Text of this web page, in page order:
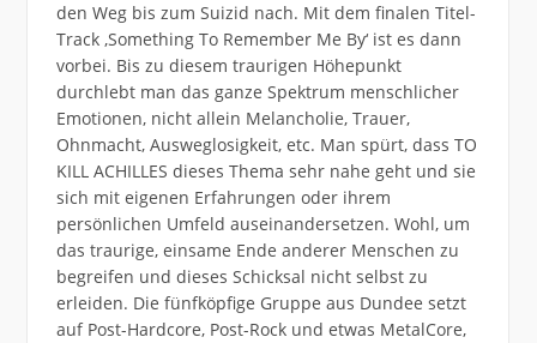
den Weg bis zum Suizid nach. Mit dem finalen Titel-
Track ,Something To Remember Me By‘ ist es dann
vorbei. Bis zu diesem traurigen Höhepunkt
durchlebt man das ganze Spektrum menschlicher
Emotionen, nicht allein Melancholie, Trauer,
Ohnmacht, Ausweglosigkeit, etc. Man spürt, dass TO
KILL ACHILLES dieses Thema sehr nahe geht und sie
sich mit eigenen Erfahrungen oder ihrem
persönlichen Umfeld auseinandersetzen. Wohl, um
das traurige, einsame Ende anderer Menschen zu
begreifen und dieses Schicksal nicht selbst zu
erleiden. Die fünfköpfige Gruppe aus Dundee setzt
auf Post-Hardcore, Post-Rock und etwas MetalCore,